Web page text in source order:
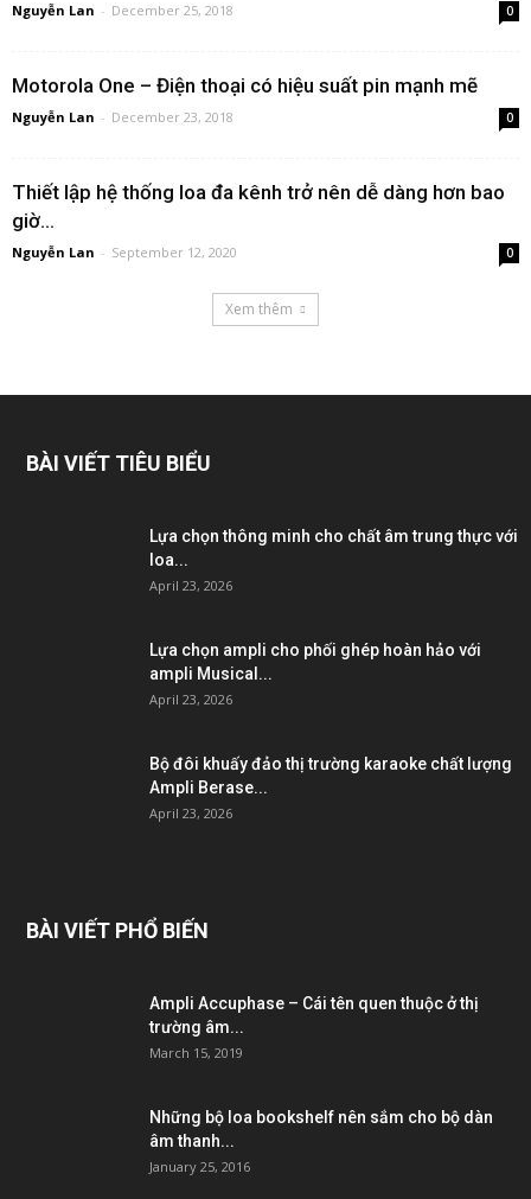
Nguyễn Lan - December 25, 2018 0
Motorola One – Điện thoại có hiệu suất pin mạnh mẽ
Nguyễn Lan - December 23, 2018 0
Thiết lập hệ thống loa đa kênh trở nên dễ dàng hơn bao
giờ...
Nguyễn Lan - September 12, 2020 0
Xem thêm
BÀI VIẾT TIÊU BIỂU
Lựa chọn thông minh cho chất âm trung thực với
loa...
April 23, 2026
Lựa chọn ampli cho phối ghép hoàn hảo với
ampli Musical...
April 23, 2026
Bộ đôi khuấy đảo thị trường karaoke chất lượng
Ampli Berase...
April 23, 2026
BÀI VIẾT PHỔ BIẾN
Ampli Accuphase – Cái tên quen thuộc ở thị
trường âm...
March 15, 2019
Những bộ loa bookshelf nên sắm cho bộ dàn
âm thanh...
January 25, 2016